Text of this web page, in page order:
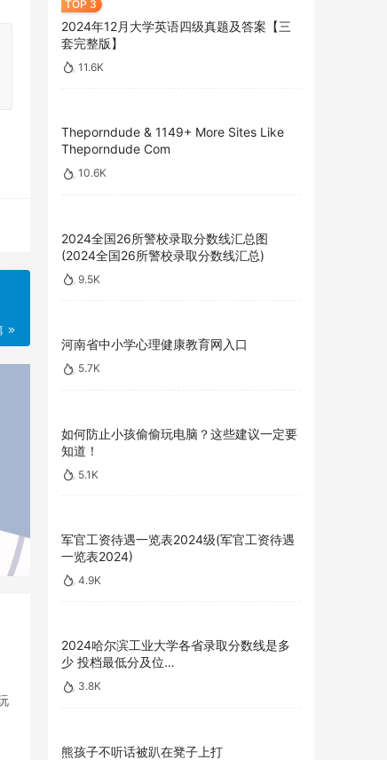
2024年12月大学英语四级真题及答案【三
套完整版】
11.6K
Theporndude & 1149+ More Sites Like
Theporndude Com
10.6K
2024全国26所警校录取分数线汇总图
(2024全国26所警校录取分数线汇总)
9.5K
河南省中小学心理健康教育网入口
5.7K
如何防止小孩偷偷玩电脑？这些建议一定要
知道！
5.1K
军官工资待遇一览表2024级(军官工资待遇
一览表2024)
4.9K
2024哈尔滨工业大学各省录取分数线是多
少 投档最低分及位…
3.8K
熊孩子不听话被趴在凳子上打